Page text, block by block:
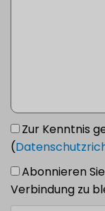
Zur Kenntnis
(
Abonnieren
Verbindung zu